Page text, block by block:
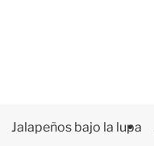
Jalapeños bajo la lupa